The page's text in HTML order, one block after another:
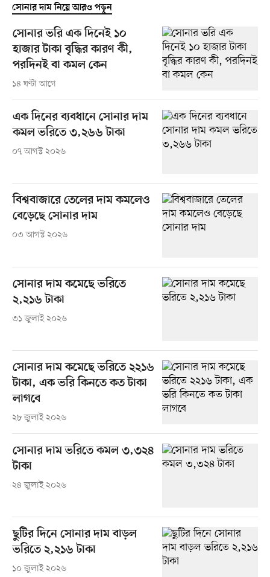
সোনার দাম নিয়ে আরও পড়ুন
সোনার ভরি এক দিনেই ১০
হাজার টাকা বৃদ্ধির কারণ কী,
পরদিনই বা কমল কেন
১৪ ঘণ্টা আগে
এক দিনের ব্যবধানে সোনার দাম
কমল ভরিতে ৩,২৬৬ টাকা
০৭ আগস্ট ২০২৬
বিশ্ববাজারে তেলের দাম কমলেও
বেড়েছে সোনার দাম
০৩ আগস্ট ২০২৬
সোনার দাম কমেছে ভরিতে
২,২১৬ টাকা
৩১ জুলাই ২০২৬
সোনার দাম কমেছে ভরিতে ২২১৬
টাকা, এক ভরি কিনতে কত টাকা
লাগবে
২৮ জুলাই ২০২৬
সোনার দাম ভরিতে কমল ৩,৩২৪
টাকা
২৪ জুলাই ২০২৬
ছুটির দিনে সোনার দাম বাড়ল
ভরিতে ২,২১৬ টাকা
১০ জুলাই ২০২৬